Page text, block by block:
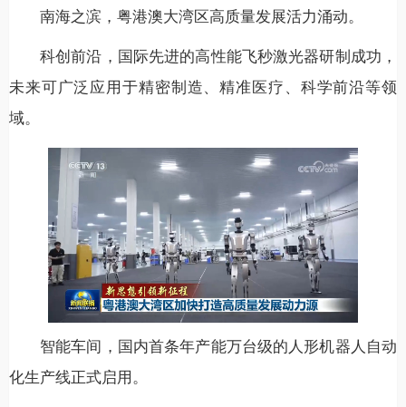
南海之滨，粤港澳大湾区高质量发展活力涌动。
科创前沿，国际先进的高性能飞秒激光器研制成功，
未来可广泛应用于精密制造、精准医疗、科学前沿等领
域。
智能车间，国内首条年产能万台级的人形机器人自动
化生产线正式启用。